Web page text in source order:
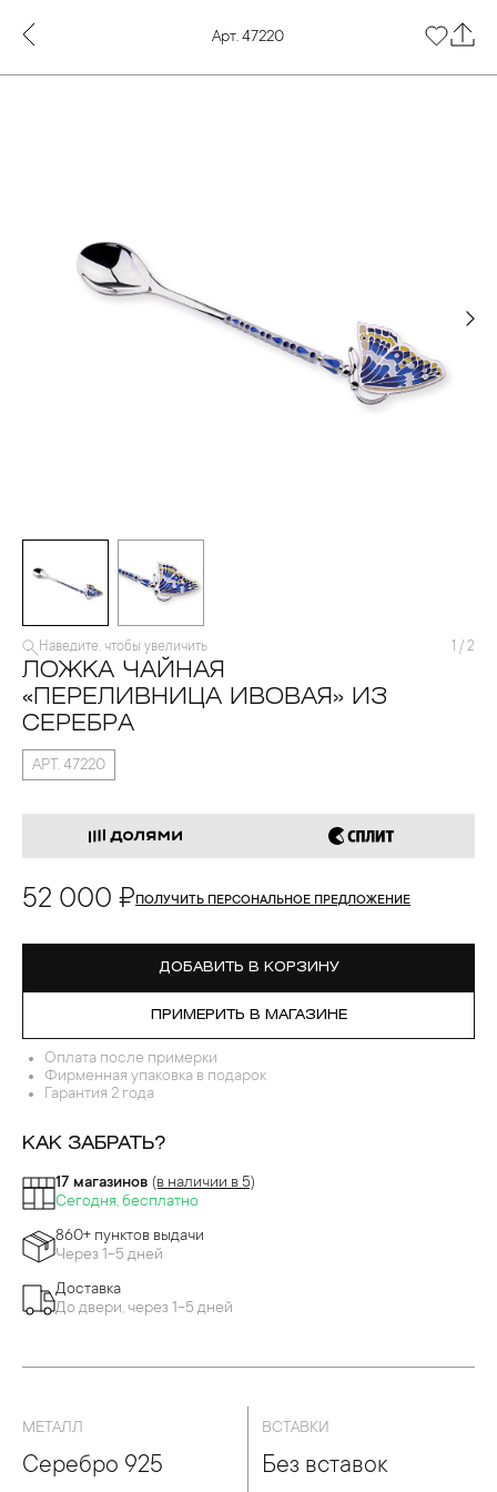
Арт. 47220
Наведите, чтобы увеличить 1 / 2
ЛОЖКА ЧАЙНАЯ
«ПЕРЕЛИВНИЦА ИВОВАЯ» ИЗ
СЕРЕБРА
АРТ. 47220
52 000 ₽ ПОЛУЧИТЬ ПЕРСОНАЛЬНОЕ ПРЕДЛОЖЕНИЕ
ДОБАВИТЬ В КОРЗИНУ
ПРИМЕРИТЬ В МАГАЗИНЕ
Оплата после примерки
Фирменная упаковка в подарок
Гарантия 2 года
КАК ЗАБРАТЬ?
17 магазинов (в наличии в 5)
Сегодня, бесплатно
860+ пунктов выдачи
Через 1-5 дней
Доставка
До двери, через 1-5 дней
МЕТАЛЛ
Серебро 925
ВСТАВКИ
Без вставок